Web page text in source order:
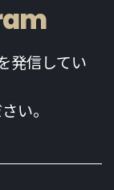
発信してい
い。